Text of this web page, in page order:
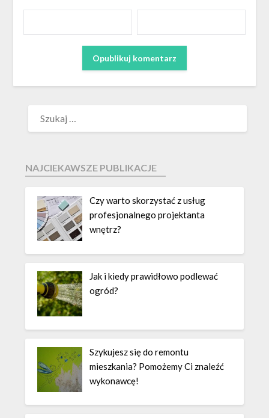
NAJCIEKAWSZE PUBLIKACJE
Czy warto skorzystać z usług
profesjonalnego projektanta
wnętrz?
Jak i kiedy prawidłowo podlewać
ogród?
Szykujesz się do remontu
mieszkania? Pomożemy Ci znaleźć
wykonawcę!